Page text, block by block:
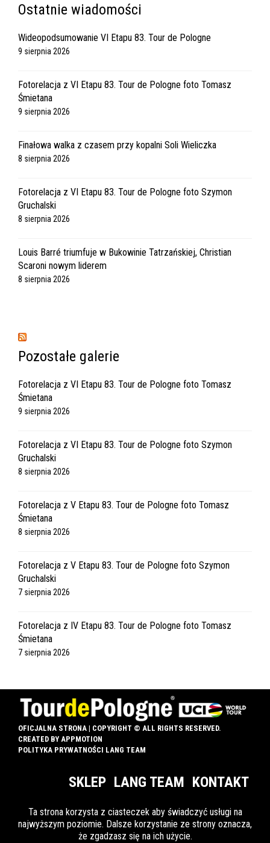
Ostatnie wiadomości
Wideopodsumowanie VI Etapu 83. Tour de Pologne
9 sierpnia 2026
Fotorelacja z VI Etapu 83. Tour de Pologne foto Tomasz
Śmietana
9 sierpnia 2026
Finałowa walka z czasem przy kopalni Soli Wieliczka
8 sierpnia 2026
Fotorelacja z VI Etapu 83. Tour de Pologne foto Szymon
Gruchalski
8 sierpnia 2026
Louis Barré triumfuje w Bukowinie Tatrzańskiej, Christian
Scaroni nowym liderem
8 sierpnia 2026
Pozostałe galerie
Fotorelacja z VI Etapu 83. Tour de Pologne foto Tomasz
Śmietana
9 sierpnia 2026
Fotorelacja z VI Etapu 83. Tour de Pologne foto Szymon
Gruchalski
8 sierpnia 2026
Fotorelacja z V Etapu 83. Tour de Pologne foto Tomasz
Śmietana
8 sierpnia 2026
Fotorelacja z V Etapu 83. Tour de Pologne foto Szymon
Gruchalski
7 sierpnia 2026
Fotorelacja z IV Etapu 83. Tour de Pologne foto Tomasz
Śmietana
7 sierpnia 2026
OFICJALNA STRONA | COPYRIGHT © ALL RIGHTS RESERVED.
CREATED BY APPMOTION
POLITYKA PRYWATNOŚCI LANG TEAM
SKLEP LANG TEAM KONTAKT
INFO DLA OZN
Ta strona korzysta z ciasteczek aby świadczyć usługi na
najwyższym poziomie. Dalsze korzystanie ze strony oznacza,
że zgadzasz się na ich użycie.